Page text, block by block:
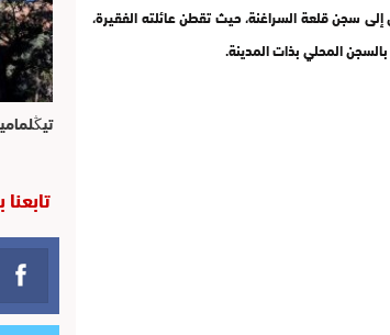
سجن قلعة السراغنة، حيث تقطن عائلته الفقيرة،
المحلي بذات المدينة.